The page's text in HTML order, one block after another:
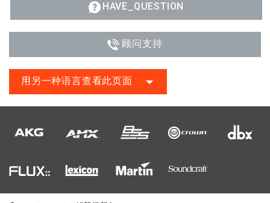
HAVE_QUESTION
顾问支持
用另一种语言查看此页面